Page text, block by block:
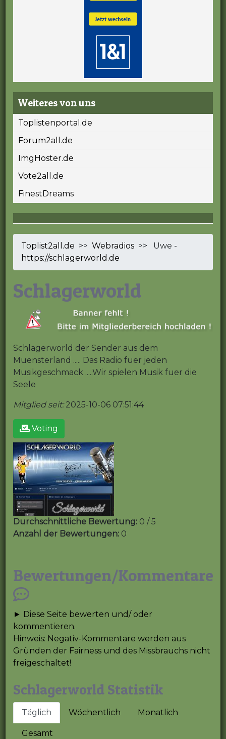
Weiteres von uns
Toplistenportal.de
Forum2all.de
ImgHoster.de
Vote2all.de
FinestDreams
Toplist2all.de >>Webradios >> Uwe -
https://schlagerworld.de
Schlagerworld
Schlagerworld der Sender aus dem
Muensterland ..... Das Radio fuer jeden
Musikgeschmack .....Wir spielen Musik fuer die
Seele
Mitglied seit:2025-10-06 07:51:44
Voting
Durchschnittliche Bewertung: 0 / 5
Anzahl der Bewertungen: 0
Bewertungen/Kommentare
► Diese Seite bewerten und/ oder
kommentieren.
Hinweis: Negativ-Kommentare werden aus
Gründen der Fairness und des Missbrauchs nicht
freigeschaltet!
Schlagerworld Statistik
Täglich Wöchentlich Monatlich
Gesamt